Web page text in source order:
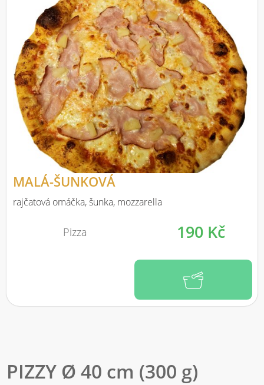
MALÁ-ŠUNKOVÁ
rajčatová omáčka, šunka, mozzarella
Pizza 190 Kč
PIZZY Ø 40 cm (300 g)